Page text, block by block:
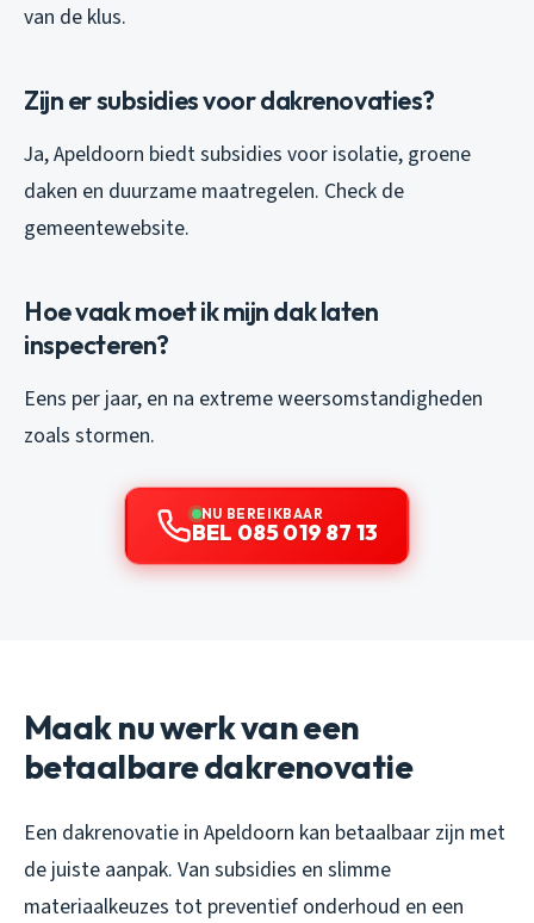
van de klus.
Zijn er subsidies voor dakrenovaties?
Ja, Apeldoorn biedt subsidies voor isolatie, groene
daken en duurzame maatregelen. Check de
gemeentewebsite.
Hoe vaak moet ik mijn dak laten
inspecteren?
Eens per jaar, en na extreme weersomstandigheden
zoals stormen.
NU BEREIKBAAR
BEL 085 019 87 13
Maak nu werk van een
betaalbare dakrenovatie
Een dakrenovatie in Apeldoorn kan betaalbaar zijn met
de juiste aanpak. Van subsidies en slimme
materiaalkeuzes tot preventief onderhoud en een